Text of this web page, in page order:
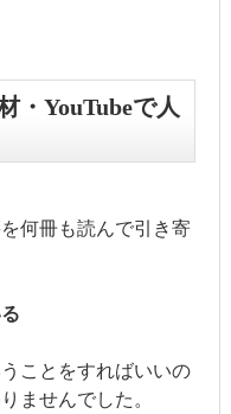
・YouTubeで人
何冊も読んで引き寄
ことをすればいいの
ませんでした。